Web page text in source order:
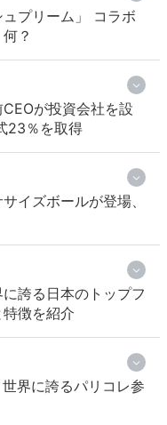
プリーム」 コラボ
？
が投資会社を設
23％を取得
イズボールが登場、
誇る日本のトップフ
徴を紹介
界に誇るパリコレ参